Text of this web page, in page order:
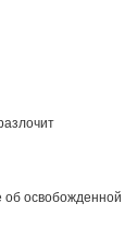
об освобожденной